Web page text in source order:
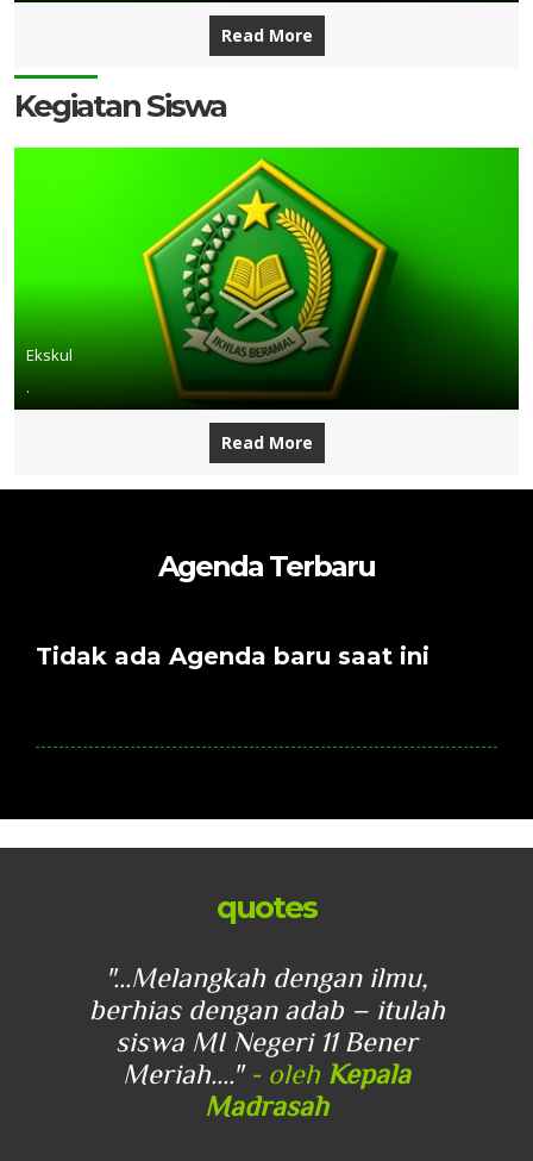
Read More
Kegiatan Siswa
Ekskul
.
Read More
Agenda Terbaru
Tidak ada Agenda baru saat ini
quotes
"...Melangkah dengan ilmu,
berhias dengan adab – itulah
siswa MI Negeri 11 Bener
Meriah...." - oleh Kepala
Madrasah